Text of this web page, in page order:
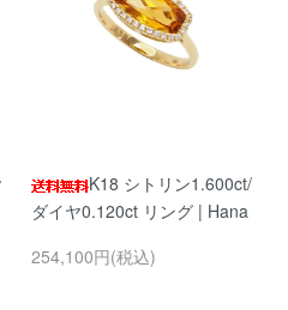
K18 シトリン1.600ct/
ダイヤ0.120ct リング | Hana
254,100円(税込)